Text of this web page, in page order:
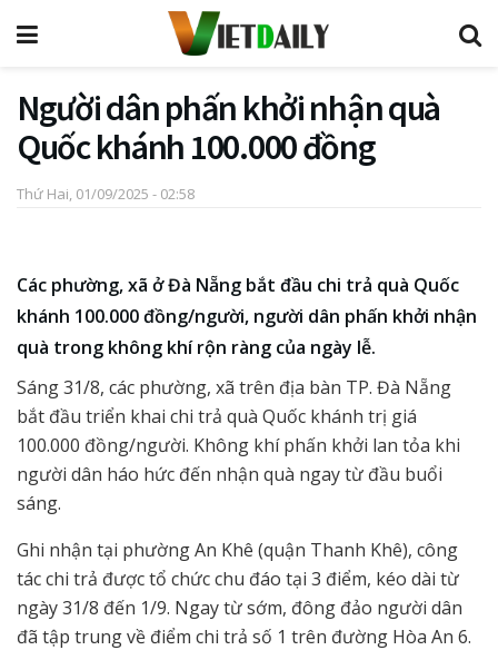
Người dân phấn khởi nhận quà
Quốc khánh 100.000 đồng
Thứ Hai, 01/09/2025 - 02:58
Các phường, xã ở Đà Nẵng bắt đầu chi trả quà Quốc
khánh 100.000 đồng/người, người dân phấn khởi nhận
quà trong không khí rộn ràng của ngày lễ.
Sáng 31/8, các phường, xã trên địa bàn TP. Đà Nẵng
bắt đầu triển khai chi trả quà Quốc khánh trị giá
100.000 đồng/người. Không khí phấn khởi lan tỏa khi
người dân háo hức đến nhận quà ngay từ đầu buổi
sáng.
Ghi nhận tại phường An Khê (quận Thanh Khê), công
tác chi trả được tổ chức chu đáo tại 3 điểm, kéo dài từ
ngày 31/8 đến 1/9. Ngay từ sớm, đông đảo người dân
đã tập trung về điểm chi trả số 1 trên đường Hòa An 6.